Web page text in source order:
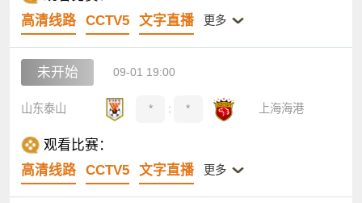
高清线路
CCTV5 文字直播 更多
未开始 09-01 19:00
山东泰山 * : * 上海海港
观看比赛：
高清线路
CCTV5 文字直播 更多